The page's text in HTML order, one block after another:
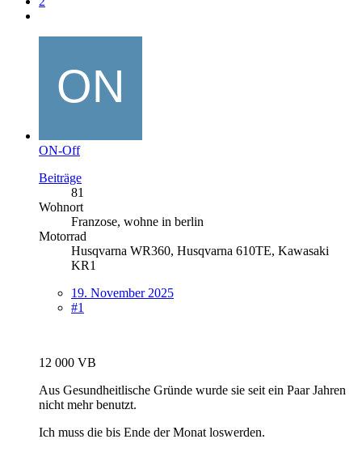
ON-Off
Beiträge
81
Wohnort
Franzose, wohne in berlin
Motorrad
Husqvarna WR360, Husqvarna 610TE, Kawasaki
KR1
19. November 2025
#1
12 000 VB
Aus Gesundheitlische Gründe wurde sie seit ein Paar Jahren
nicht mehr benutzt.
Ich muss die bis Ende der Monat loswerden.